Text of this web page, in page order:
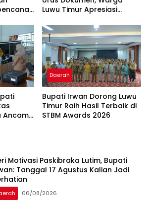
Luwu Timur Apresiasi
Ancam
Daerah
Bupati Irwan Dorong Luwu
Timur Raih Hasil Terbaik di
STBM Awards 2026
Motivasi Paskibraka Lutim, Bupati
Tanggal 17 Agustus Kalian Jadi
06/08/2026